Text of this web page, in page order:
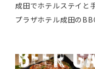
成田でホテルステイと
プラザホテル成田の